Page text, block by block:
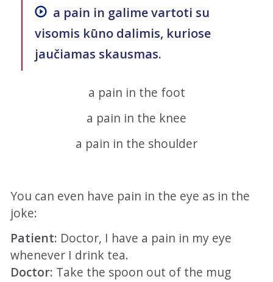
a pain in galime vartoti su
visomis kūno dalimis, kuriose
jaučiamas skausmas.
a pain in the foot
a pain in the knee
a pain in the shoulder
You can even have pain in the eye as in the
joke:
Patient: Doctor, I have a pain in my eye
whenever I drink tea.
Doctor: Take the spoon out of the mug